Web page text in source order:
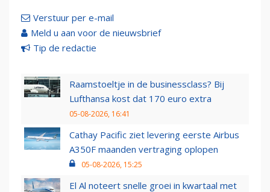
Verstuur per e-mail
Meld u aan voor de nieuwsbrief
Tip de redactie
Raamstoeltje in de businessclass? Bij
Lufthansa kost dat 170 euro extra
05-08-2026, 16:41
Cathay Pacific ziet levering eerste Airbus
A350F maanden vertraging oplopen
05-08-2026, 15:25
El Al noteert snelle groei in kwartaal met